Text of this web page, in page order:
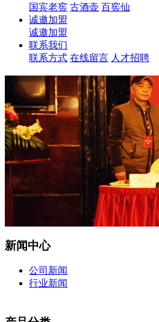
国宾老窖 古酒壶 百窖仙
诚邀加盟
诚邀加盟
联系我们
联系方式 在线留言 人才招聘
新闻中心
公司新闻
行业新闻